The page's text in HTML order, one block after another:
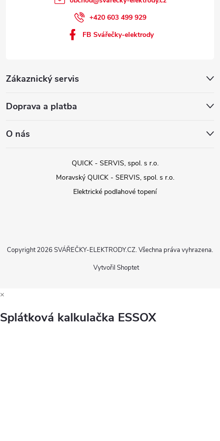
Zákaznický servis
Doprava a platba
O nás
+420 603 499 929
FB Svářečky-elektrody
QUICK - SERVIS, spol. s r.o.
Moravský QUICK - SERVIS, spol. s r.o.
Elektrické podlahové topení
Vytvořil Shoptet
Copyright 2026 SVÁŘEČKY-ELEKTRODY.CZ. Všechna práva vyhrazena.
×
Splátková kalkulačka ESSOX